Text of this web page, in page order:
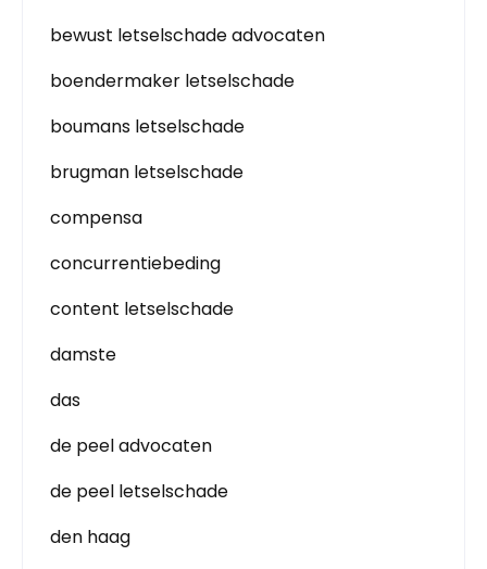
bewust letselschade advocaten
boendermaker letselschade
boumans letselschade
brugman letselschade
compensa
concurrentiebeding
content letselschade
damste
das
de peel advocaten
de peel letselschade
den haag